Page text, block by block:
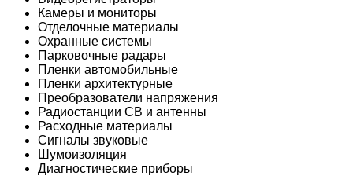
Камеры и мониторы
Отделочные материалы
Охранные системы
Парковочные радары
Пленки автомобильные
Пленки архитектурные
Преобразователи напряжения
Радиостанции CB и антенны
Расходные материалы
Сигналы звуковые
Шумоизоляция
Диагностические приборы